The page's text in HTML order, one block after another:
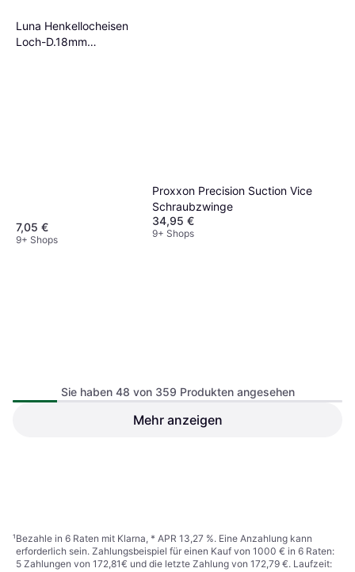
Luna Henkellocheisen
Loch-D.18mm
7,05 €
9+ Shops
Proxxon Precision Suction Vice
Schraubzwinge
34,95 €
9+ Shops
Wolfcraft Universal 3410000
Sie haben 48 von 359 Produkten angesehen
Mehr anzeigen
¹Bezahle in 6 Raten mit Klarna, * APR 13,27 %. Eine Anzahlung kann
erforderlich sein. Zahlungsbeispiel für einen Kauf von 1000 € in 6 Raten:
5 Zahlungen von 172,81€ und die letzte Zahlung von 172,79 €. Laufzeit: